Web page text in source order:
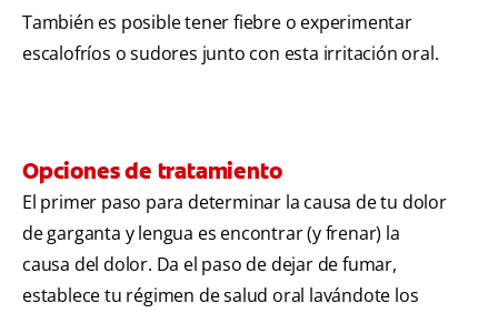
También es posible tener fiebre o experimentar
escalofríos o sudores junto con esta irritación oral.
Opciones de tratamiento
El primer paso para determinar la causa de tu dolor
de garganta y lengua es encontrar (y frenar) la
causa del dolor. Da el paso de dejar de fumar,
establece tu régimen de salud oral lavándote los